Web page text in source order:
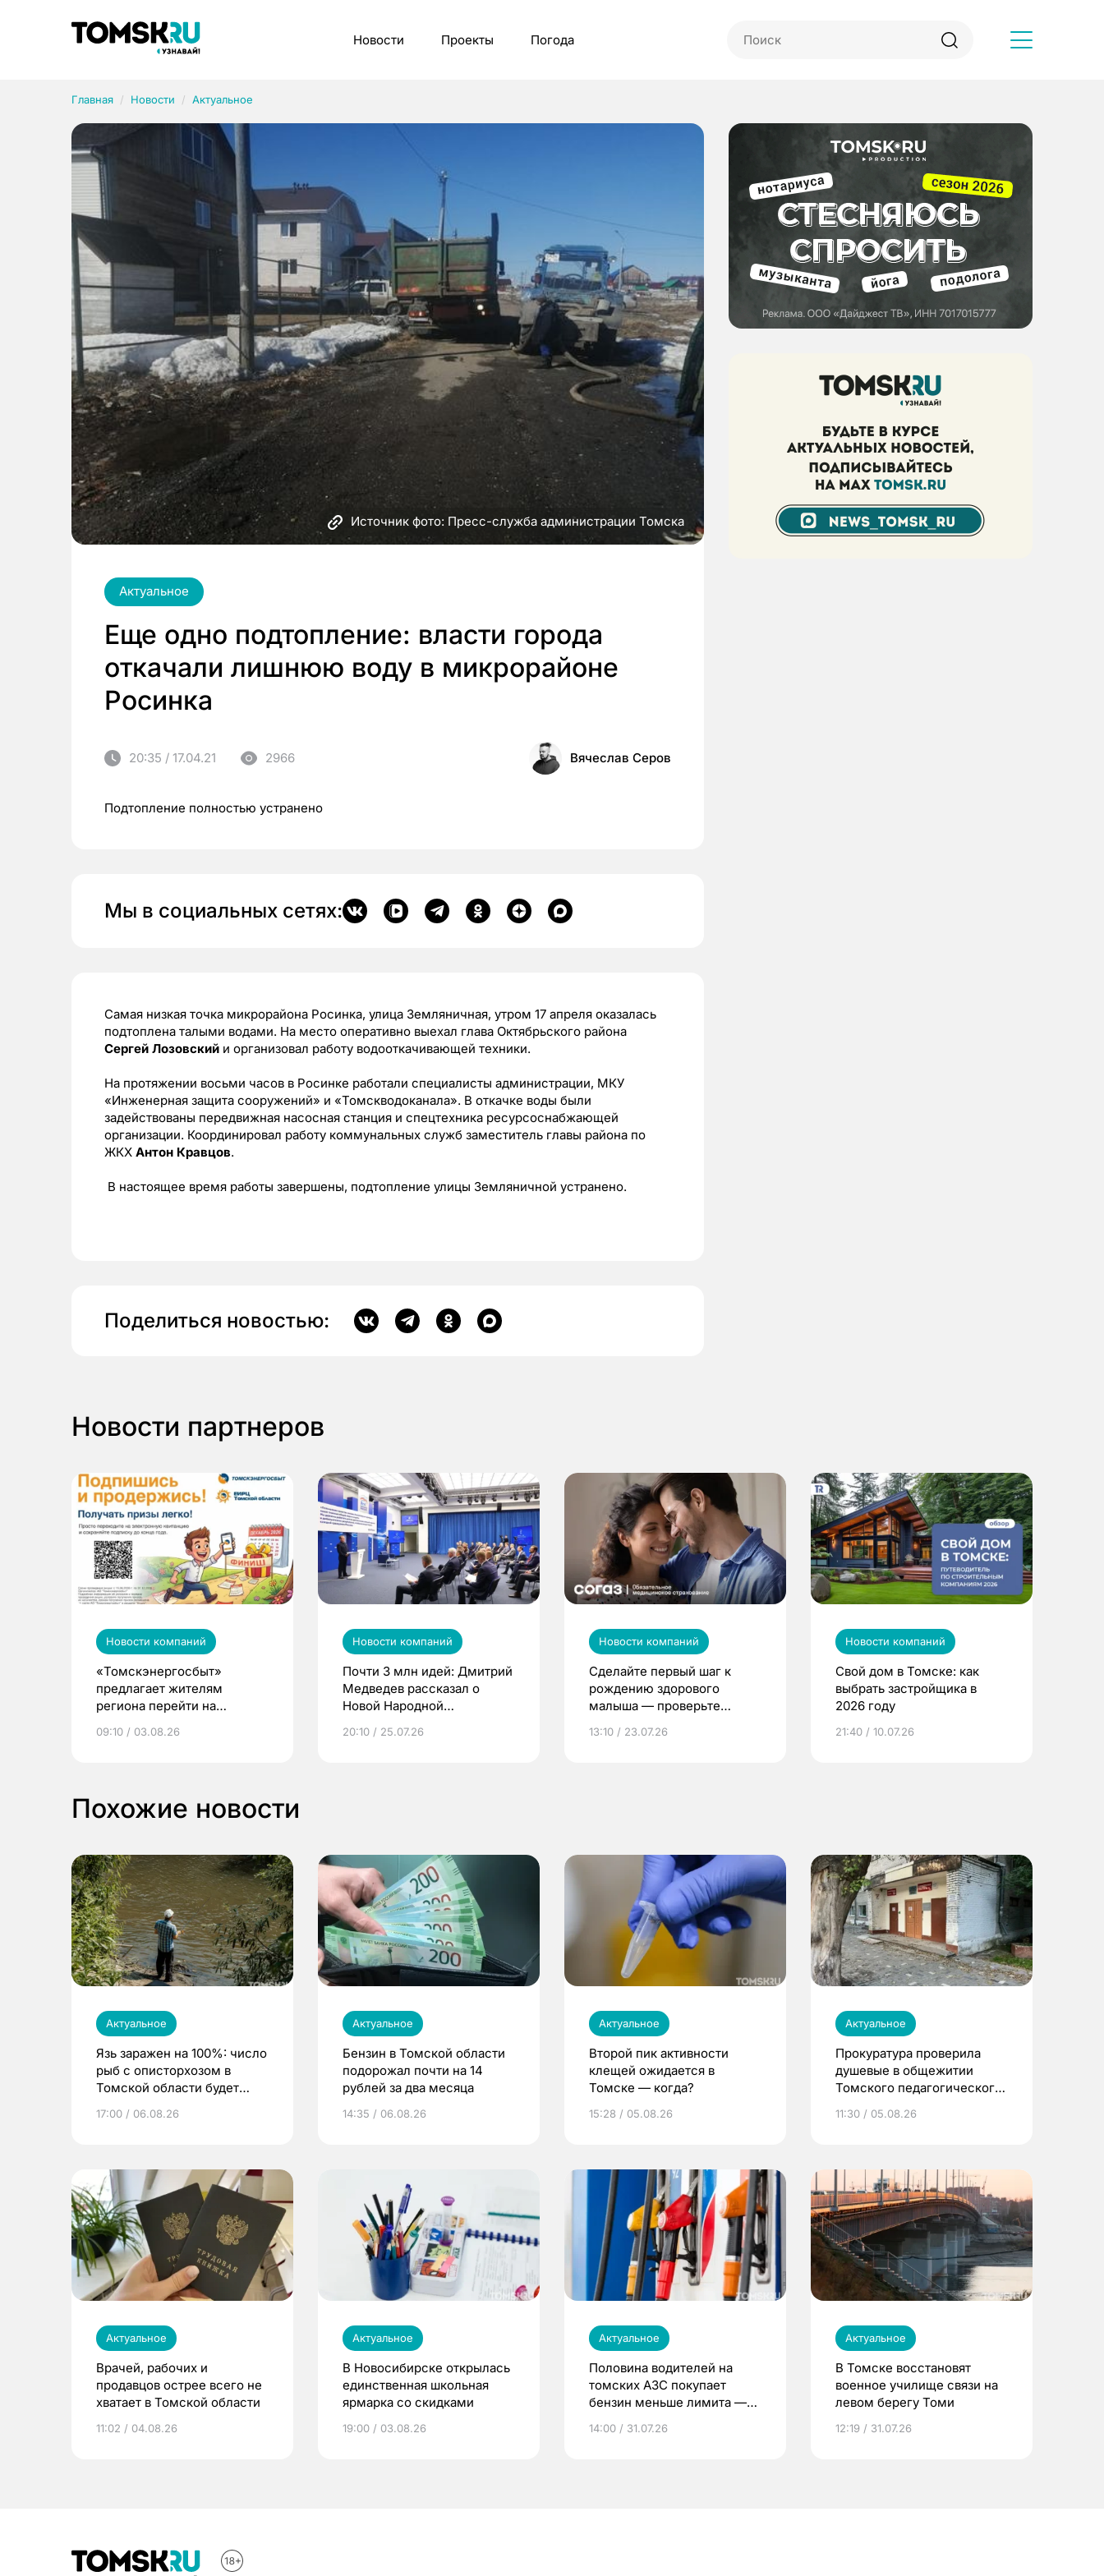
Новости Проекты Погода
Главная Новости Актуальное
Источник фото: Пресс-служба администрации Томска
Актуальное
Еще одно подтопление: власти города
откачали лишнюю воду в микрорайоне
Росинка
20:35 / 17.04.21 2966 Вячеслав Серов
Подтопление полностью устранено
Мы в социальных сетях:
Самая низкая точка микрорайона Росинка, улица Земляничная, утром 17 апреля оказалась
подтоплена талыми водами. На место оперативно выехал глава Октябрьского района
Сергей Лозовский и организовал работу водооткачивающей техники.
На протяжении восьми часов в Росинке работали специалисты администрации, МКУ
«Инженерная защита сооружений» и «Томскводоканала». В откачке воды были
задействованы передвижная насосная станция и спецтехника ресурсоснабжающей
организации. Координировал работу коммунальных служб заместитель главы района по
ЖКХ Антон Кравцов.
В настоящее время работы завершены, подтопление улицы Земляничной устранено.
Поделиться новостью:
Новости партнеров
Новости компаний
«Томскэнергосбыт»
предлагает жителям
региона перейти на
выиграть призы
09:10 / 03.08.26
Новости компаний
Почти 3 млн идей: Дмитрий
Медведев рассказал о
Новой Народной
20:10 / 25.07.26
Новости компаний
Сделайте первый шаг к
рождению здорового
малыша — проверьте
по ОМС!
13:10 / 23.07.26
Новости компаний
Свой дом в Томске: как
выбрать застройщика в
2026 году
21:40 / 10.07.26
Похожие новости
Актуальное
Язь заражен на 100%: число
рыб с описторхозом в
Томской области будет
17:00 / 06.08.26
Актуальное
Бензин в Томской области
подорожал почти на 14
рублей за два месяца
14:35 / 06.08.26
Актуальное
Второй пик активности
клещей ожидается в
Томске — когда?
15:28 / 05.08.26
Актуальное
Прокуратура проверила
душевые в общежитии
Томского педагогического
11:30 / 05.08.26
Актуальное
Врачей, рабочих и
продавцов острее всего не
хватает в Томской области
11:02 / 04.08.26
Актуальное
В Новосибирске открылась
единственная школьная
ярмарка со скидками
19:00 / 03.08.26
Актуальное
Половина водителей на
томских АЗС покупает
бензин меньше лимита —
14:00 / 31.07.26
Актуальное
В Томске восстановят
военное училище связи на
левом берегу Томи
12:19 / 31.07.26
Рубрики